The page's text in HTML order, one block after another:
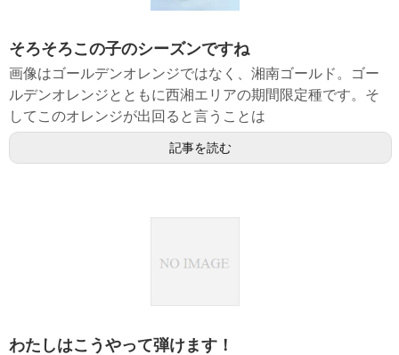
そろそろこの子のシーズンですね
画像はゴールデンオレンジではなく、湘南ゴールド。ゴー
ルデンオレンジとともに西湘エリアの期間限定種です。そ
してこのオレンジが出回ると言うことは
記事を読む
わたしはこうやって弾けます！